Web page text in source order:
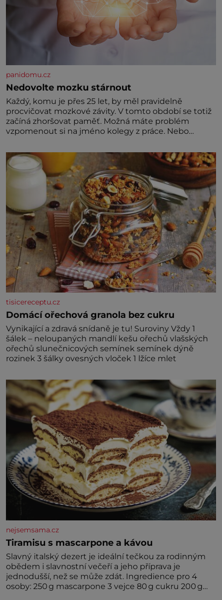
panidomu.cz
Nedovolte mozku stárnout
Každý, komu je přes 25 let, by měl pravidelně
procvičovat mozkové závity. V tomto období se totiž
začíná zhoršovat paměť. Možná máte problém
vzpomenout si na jméno kolegy z práce. Nebo
nedávno přečetli. Je to opravdu tak, s věkem jako
kdyby se paměť rozhodla stávkovat. Cvičte
tisicereceptu.cz
Domácí ořechová granola bez cukru
Vynikající a zdravá snídaně je tu! Suroviny Vždy 1
šálek – neloupaných mandlí kešu ořechů vlašských
ořechů slunečnicových semínek semínek dýně
rozinek 3 šálky ovesných vloček 1 lžíce mlet
nejsemsama.cz
Tiramisu s mascarpone a kávou
Slavný italský dezert je ideální tečkou za rodinným
obědem i slavnostní večeří a jeho příprava je
jednodušší, než se může zdát. Ingredience pro 4
osoby: 250 g mascarpone 3 vejce 80 g cukru 200 g